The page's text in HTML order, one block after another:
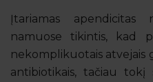
Įtariamas
namuose tikintis, kad
nekomplikuotais atvejais
antibiotikais, tačiau